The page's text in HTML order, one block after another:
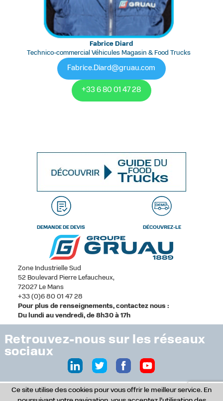
Fabrice Diard
Technico-commercial Véhicules Magasin & Food Trucks
Fabrice.Diard@gruau.com
+33 6 80 01 47 28
DEMANDE DE DEVIS DÉCOUVREZ-LE
Zone Industrielle Sud
52 Boulevard Pierre Lefaucheux,
72027 Le Mans
+33 (0)6 80 01 47 28
Pour plus de renseignements, contactez nous :
Du lundi au vendredi, de 8h30 à 17h
Retrouvez-nous sur les réseaux
sociaux
Ce site utilise des cookies pour vous offrir le meilleur service. En